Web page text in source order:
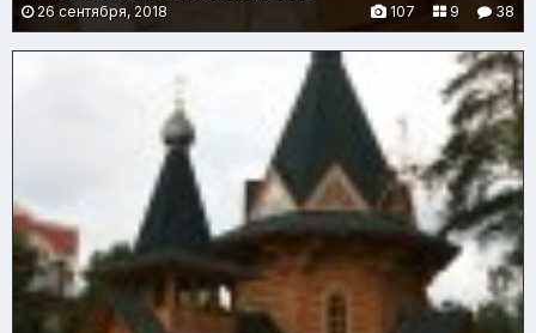
26 сентября, 2018 38
9
107